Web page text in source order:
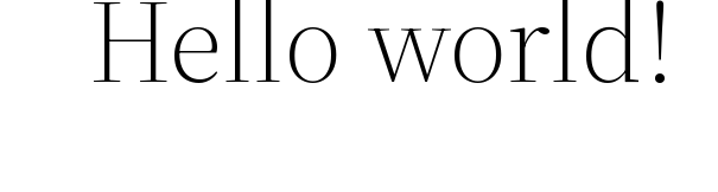
Hello world!